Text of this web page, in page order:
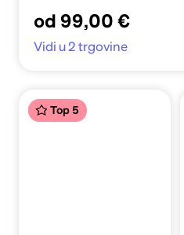
od 99,00 €
Vidi u 2 trgovine
Top 5